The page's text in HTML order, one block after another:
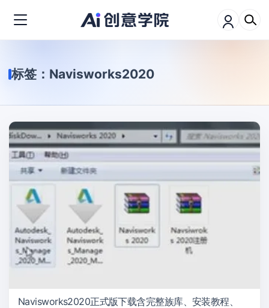
标签： Navisworks2020
Navisworks2020正式版下载含完整族库、安装教程、